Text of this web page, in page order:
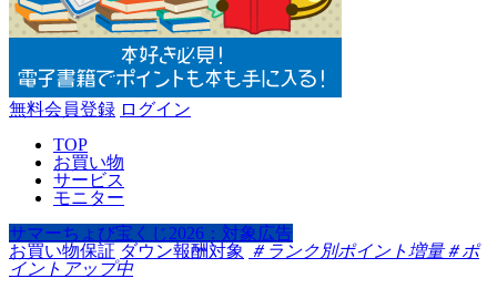
無料会員登録 ログイン
TOP
お買い物
サービス
モニター
サマーちょび宝くじ2026：対象広告
お買い物保証 ダウン報酬対象 ＃ランク別ポイント増量＃ポ
イントアップ中